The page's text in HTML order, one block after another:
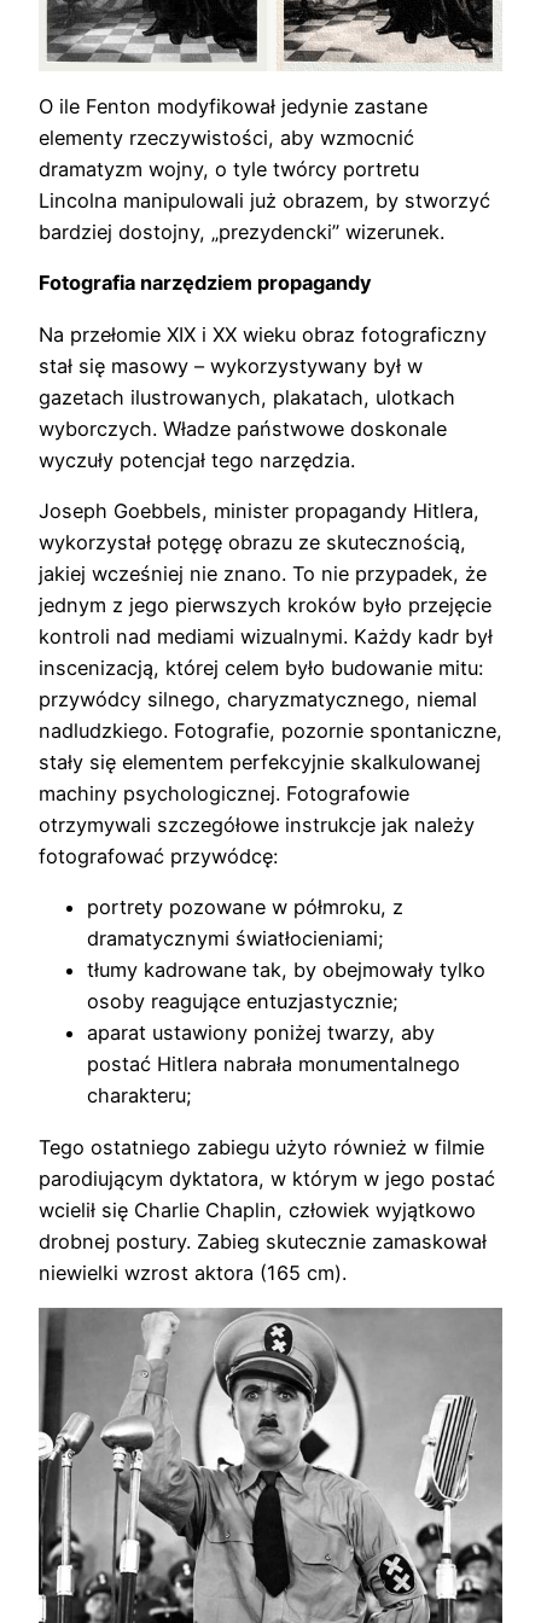
O ile Fenton modyfikował jedynie zastane
elementy rzeczywistości, aby wzmocnić
dramatyzm wojny, o tyle twórcy portretu
Lincolna manipulowali już obrazem, by stworzyć
bardziej dostojny, „prezydencki” wizerunek.
Fotografia narzędziem propagandy
Na przełomie XIX i XX wieku obraz fotograficzny
stał się masowy – wykorzystywany był w
gazetach ilustrowanych, plakatach, ulotkach
wyborczych. Władze państwowe doskonale
wyczuły potencjał tego narzędzia.
Joseph Goebbels, minister propagandy Hitlera,
wykorzystał potęgę obrazu ze skutecznością,
jakiej wcześniej nie znano. To nie przypadek, że
jednym z jego pierwszych kroków było przejęcie
kontroli nad mediami wizualnymi. Każdy kadr był
inscenizacją, której celem było budowanie mitu:
przywódcy silnego, charyzmatycznego, niemal
nadludzkiego. Fotografie, pozornie spontaniczne,
stały się elementem perfekcyjnie skalkulowanej
machiny psychologicznej. Fotografowie
otrzymywali szczegółowe instrukcje jak należy
fotografować przywódcę:
portrety pozowane w półmroku, z
dramatycznymi światłocieniami;
tłumy kadrowane tak, by obejmowały tylko
osoby reagujące entuzjastycznie;
aparat ustawiony poniżej twarzy, aby
postać Hitlera nabrała monumentalnego
charakteru;
Tego ostatniego zabiegu użyto również w filmie
parodiującym dyktatora, w którym w jego postać
wcielił się Charlie Chaplin, człowiek wyjątkowo
drobnej postury. Zabieg skutecznie zamaskował
niewielki wzrost aktora (165 cm).